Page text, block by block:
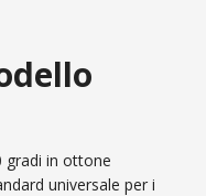
gradi in ottone
universale per i